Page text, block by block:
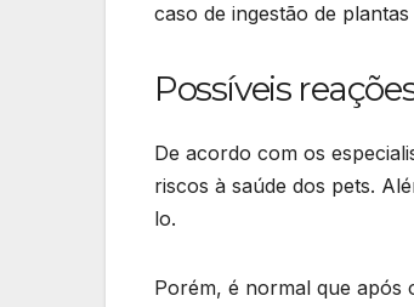
caso de ingestão de
Possíveis
De acordo com os
riscos à saúde dos pets.
lo.
Porém, é normal que após